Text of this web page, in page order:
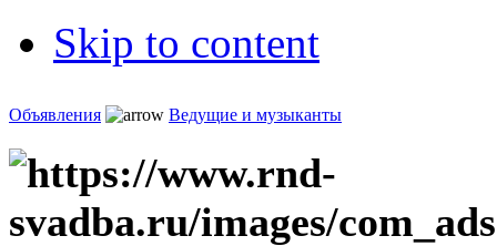
Skip to content
Объявления Ведущие и музыканты